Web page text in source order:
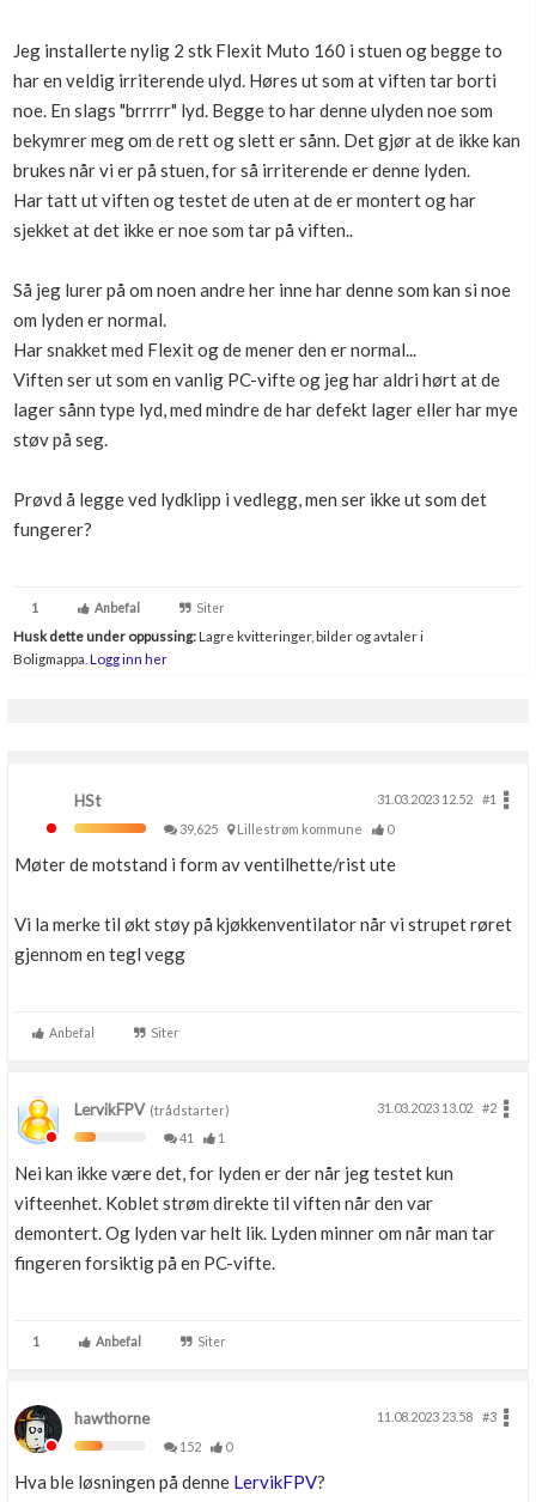
Få mer ut av Boligmappa
Jeg installerte nylig 2 stk Flexit Muto 160 i stuen og begge to
har en veldig irriterende ulyd. Høres ut som at viften tar borti
noe. En slags "brrrrr" lyd. Begge to har denne ulyden noe som
bekymrer meg om de rett og slett er sånn. Det gjør at de ikke kan
brukes når vi er på stuen, for så irriterende er denne lyden.
Har tatt ut viften og testet de uten at de er montert og har
sjekket at det ikke er noe som tar på viften..
Så jeg lurer på om noen andre her inne har denne som kan si noe
om lyden er normal.
Har snakket med Flexit og de mener den er normal...
Viften ser ut som en vanlig PC-vifte og jeg har aldri hørt at de
lager sånn type lyd, med mindre de har defekt lager eller har mye
støv på seg.
Prøvd å legge ved lydklipp i vedlegg, men ser ikke ut som det
fungerer?
1 Anbefal Siter
Husk dette under oppussing:Lagre kvitteringer, bilder og avtaler i
Boligmappa. Logg inn her
HSt 31.03.2023 12.52
#1
39,625
Lillestrøm kommune 0
Møter de motstand i form av ventilhette/rist ute
Vi la merke til økt støy på kjøkkenventilator når vi strupet røret
gjennom en tegl vegg
Anbefal Siter
LervikFPV (trådstarter) 31.03.2023 13.02
#2
41
1
Nei kan ikke være det, for lyden er der når jeg testet kun
vifteenhet. Koblet strøm direkte til viften når den var
demontert. Og lyden var helt lik. Lyden minner om når man tar
fingeren forsiktig på en PC-vifte.
1 Anbefal Siter
hawthorne 11.08.2023 23.58
#3
152
0
Hva ble løsningen på denne LervikFPV?